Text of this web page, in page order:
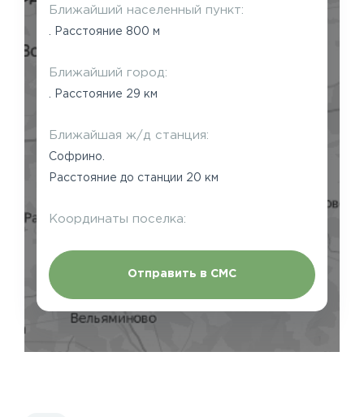
Ближайший населенный пункт:
. Расстояние 800 м
Ближайший город:
. Расстояние 29 км
Ближайшая ж/д станция:
Софрино.
Расстояние до станции 20 км
Координаты поселка:
Отправить в СМС